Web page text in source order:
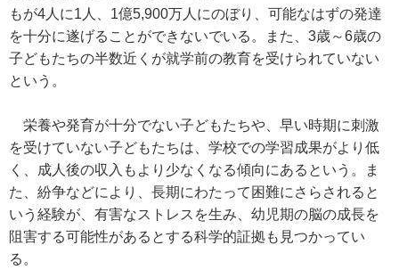
もが4人に1人、1億5,900万人にのぼり、可能なはずの発達
を十分に遂げることができないでいる。また、3歳～6歳の
子どもたちの半数近くが就学前の教育を受けられていない
という。
栄養や発育が十分でない子どもたちや、早い時期に刺激
を受けていない子どもたちは、学校での学習成果がより低
く、成人後の収入もより少なくなる傾向にあるという。ま
た、紛争などにより、長期にわたって困難にさらされると
いう経験が、有害なストレスを生み、幼児期の脳の成長を
阻害する可能性があるとする科学的証拠も見つかってい
る。